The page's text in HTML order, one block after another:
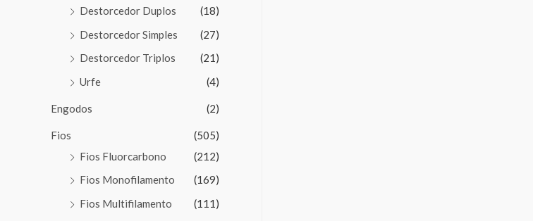
Destorcedor Duplos
(18)
Destorcedor Simples
(27)
Destorcedor Triplos
(21)
Urfe
(4)
Engodos (2)
Fios
(505)
Fios Fluorcarbono
(212)
Fios Monofilamento
(169)
Fios Multifilamento
(111)